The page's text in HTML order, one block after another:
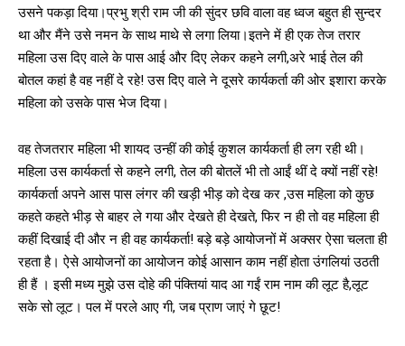
उसने पकड़ा दिया।प्रभु श्री राम जी की सुंदर छवि वाला वह ध्वज बहुत ही सुन्दर
था और मैंने उसे नमन के साथ माथे से लगा लिया।इतने में ही एक तेज तरार
महिला उस दिए वाले के पास आई और दिए लेकर कहने लगी,अरे भाई तेल की
बोतल कहां है वह नहीं दे रहे! उस दिए वाले ने दूसरे कार्यकर्ता की ओर इशारा करके
महिला को उसके पास भेज दिया।
वह तेजतरार महिला भी शायद उन्हीं की कोई कुशल कार्यकर्ता ही लग रही थी।
महिला उस कार्यकर्ता से कहने लगी, तेल की बोतलें भी तो आईं थीं दे क्यों नहीं रहे!
कार्यकर्ता अपने आस पास लंगर की खड़ी भीड़ को देख कर ,उस महिला को कुछ
कहते कहते भीड़ से बाहर ले गया और देखते ही देखते, फिर न ही तो वह महिला ही
कहीं दिखाई दी और न ही वह कार्यकर्ता! बड़े बड़े आयोजनों में अक्सर ऐसा चलता ही
रहता है। ऐसे आयोजनों का आयोजन कोई आसान काम नहीं होता उंगलियां उठती
ही हैं । इसी मध्य मुझे उस दोहे की पंक्तियां याद आ गईं राम नाम की लूट है,लूट
सके सो लूट। पल में परले आए गी, जब प्राण जाएं गे छूट!